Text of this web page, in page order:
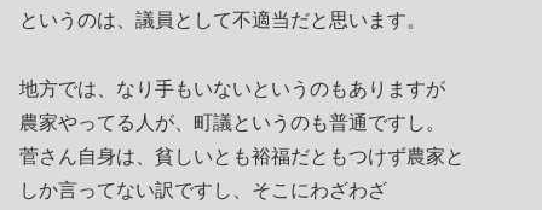
というのは、議員として不適当だと思います。
地方では、なり手もいないというのもありますが
農家やってる人が、町議というのも普通ですし。
菅さん自身は、貧しいとも裕福だともつけず農家と
しか言ってない訳ですし、そこにわざわざ